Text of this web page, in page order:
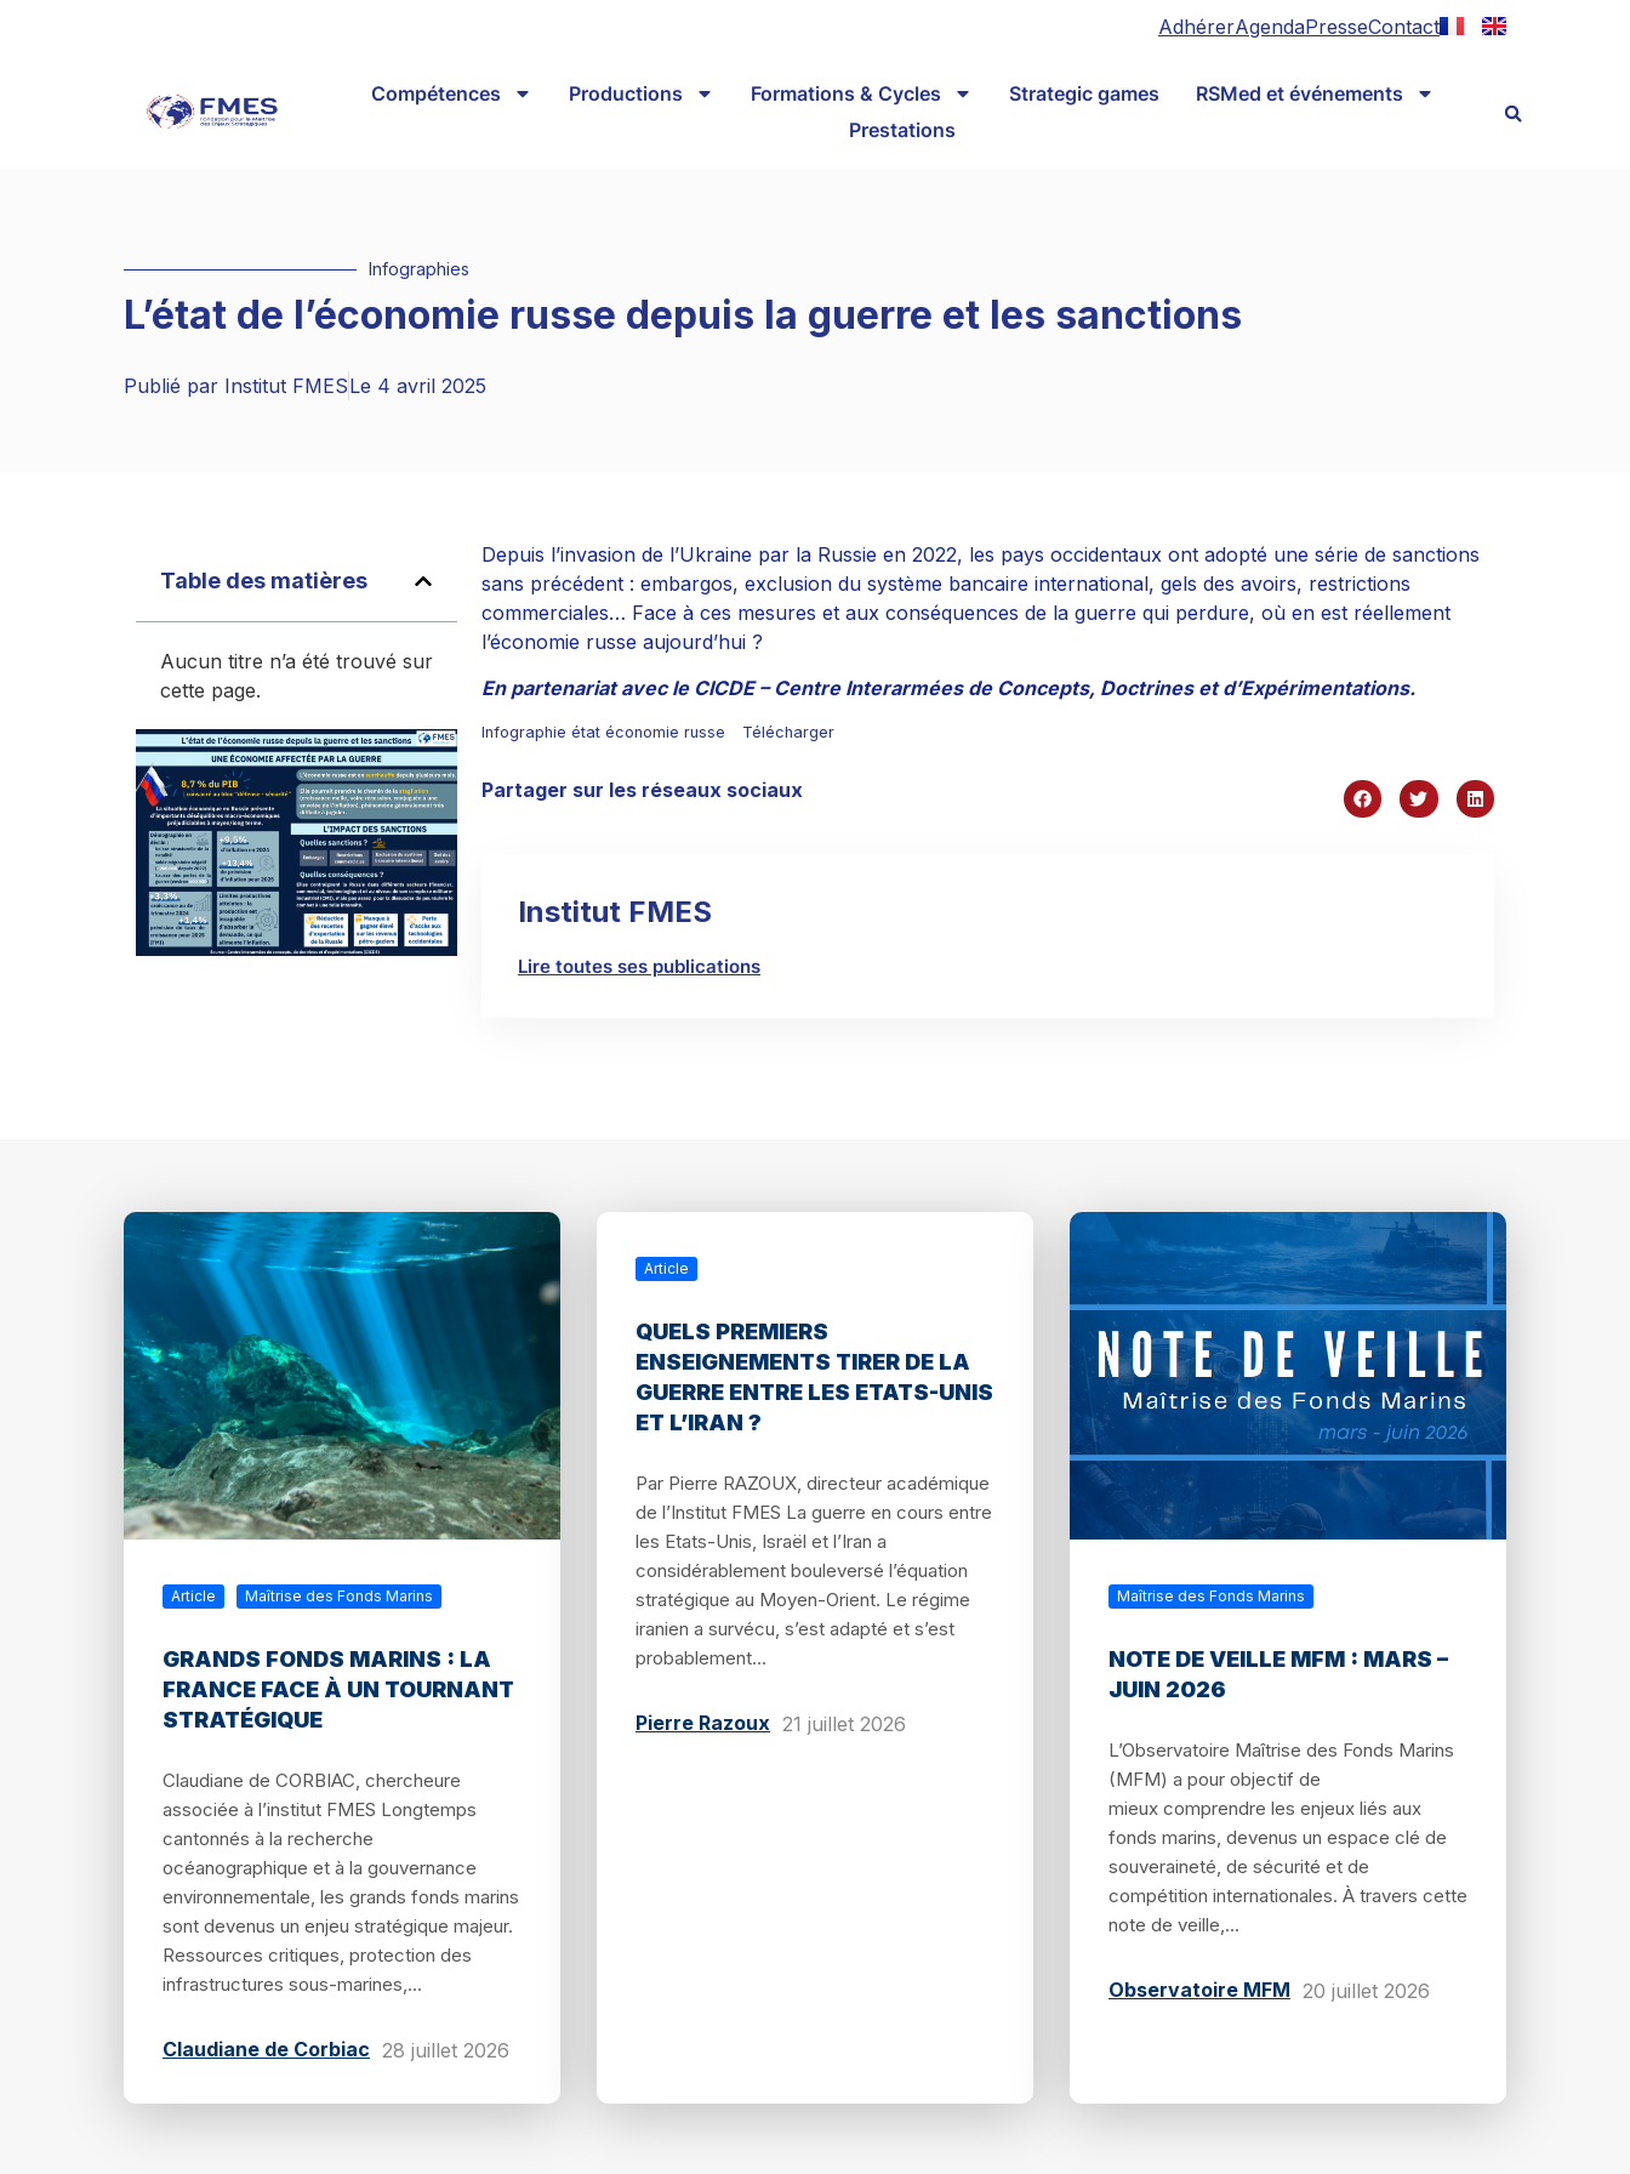
AdhérerAgendaPresseContact
Compétences Productions Formations & Cycles Strategic games
RSMed et événements
Prestations
Infographies
L’état de l’économie russe depuis la guerre et les sanctions
Publié par Institut FMESLe 4 avril 2025
Table des matières
Aucun titre n’a été trouvé sur
cette page.
Depuis l’invasion de l’Ukraine par la Russie en 2022, les pays occidentaux ont adopté une série de sanctions
sans précédent : embargos, exclusion du système bancaire international, gels des avoirs, restrictions
commerciales… Face à ces mesures et aux conséquences de la guerre qui perdure, où en est réellement
l’économie russe aujourd’hui ?
En partenariat avec le CICDE – Centre Interarmées de Concepts, Doctrines et d’Expérimentations.
Infographie état économie russe Télécharger
Partager sur les réseaux sociaux
Institut FMES
Lire toutes ses publications
Article Maîtrise des Fonds Marins
GRANDS FONDS MARINS : LA
FRANCE FACE À UN TOURNANT
STRATÉGIQUE
Claudiane de CORBIAC, chercheure
associée à l’institut FMES Longtemps
cantonnés à la recherche
océanographique et à la gouvernance
environnementale, les grands fonds marins
sont devenus un enjeu stratégique majeur.
Ressources critiques, protection des
infrastructures sous-marines,...
Claudiane de Corbiac 28 juillet 2026
Article
QUELS PREMIERS
ENSEIGNEMENTS TIRER DE LA
GUERRE ENTRE LES ETATS-UNIS
ET L’IRAN ?
Par Pierre RAZOUX, directeur académique
de l’Institut FMES La guerre en cours entre
les Etats-Unis, Israël et l’Iran a
considérablement bouleversé l’équation
stratégique au Moyen-Orient. Le régime
iranien a survécu, s’est adapté et s’est
probablement...
Pierre Razoux 21 juillet 2026
Maîtrise des Fonds Marins
NOTE DE VEILLE MFM : MARS –
JUIN 2026
L’Observatoire Maîtrise des Fonds Marins
(MFM) a pour objectif de
mieux comprendre les enjeux liés aux
fonds marins, devenus un espace clé de
souveraineté, de sécurité et de
compétition internationales. À travers cette
note de veille,...
Observatoire MFM 20 juillet 2026